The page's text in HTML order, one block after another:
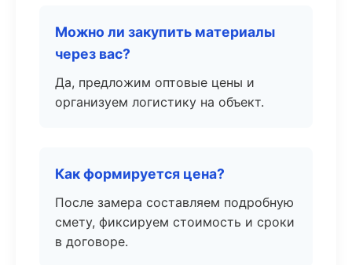
Можно ли закупить материалы
через вас?
Да, предложим оптовые цены и
организуем логистику на объект.
Как формируется цена?
После замера составляем подробную
смету, фиксируем стоимость и сроки
в договоре.